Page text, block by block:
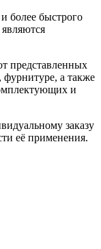
более быстрого
представленных
фурнитуре, а также
и
заказу
её применения.